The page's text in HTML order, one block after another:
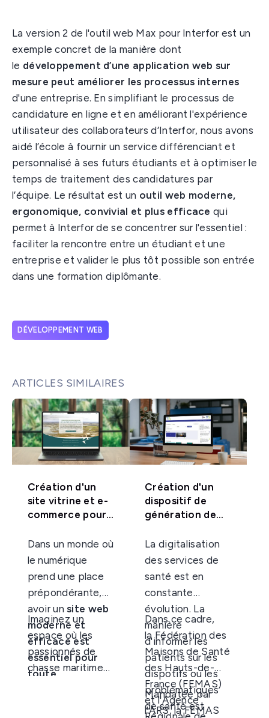
La version 2 de l'outil web Max pour Interfor est un
exemple concret de la manière dont
le développement d’une application web sur
mesure peut améliorer les processus internes
d'une entreprise. En simplifiant le processus de
candidature en ligne et en améliorant l'expérience
utilisateur des collaborateurs d’Interfor, nous avons
aidé l’école à fournir un service différenciant et
personnalisé à ses futurs étudiants et à optimiser le
temps de traitement des candidatures par
l’équipe. Le résultat est un outil web moderne,
ergonomique, convivial et plus efficace qui
permet à Interfor de se concentrer sur l'essentiel :
faciliter la rencontre entre un étudiant et une
entreprise et valider le plus tôt possible son entrée
dans une formation diplômante.
DÉVELOPPEMENT WEB
ARTICLES SIMILAIRES
Création d'un
site vitrine et e-
commerce pour
de chasseurs
Dans un monde où
le numérique
prend une place
prépondérante,
avoir unsite web
moderne et
efficace est
essentiel pour
toute
Imaginez un
espace où les
passionnés de
chasse maritime
Création d'un
dispositif de
génération de
les écrans de
salles d'attente
La digitalisation
des services de
santé est en
constante
évolution. La
manière
d'informer les
patients sur les
dispotifs ou les
problématiques
de santé est
Dans ce cadre,
la Fédération des
Maisons de Santé
des Hauts-de-
France (FEMAS)
et l'Agence
Mandatée par
l'ARS, la FEMAS